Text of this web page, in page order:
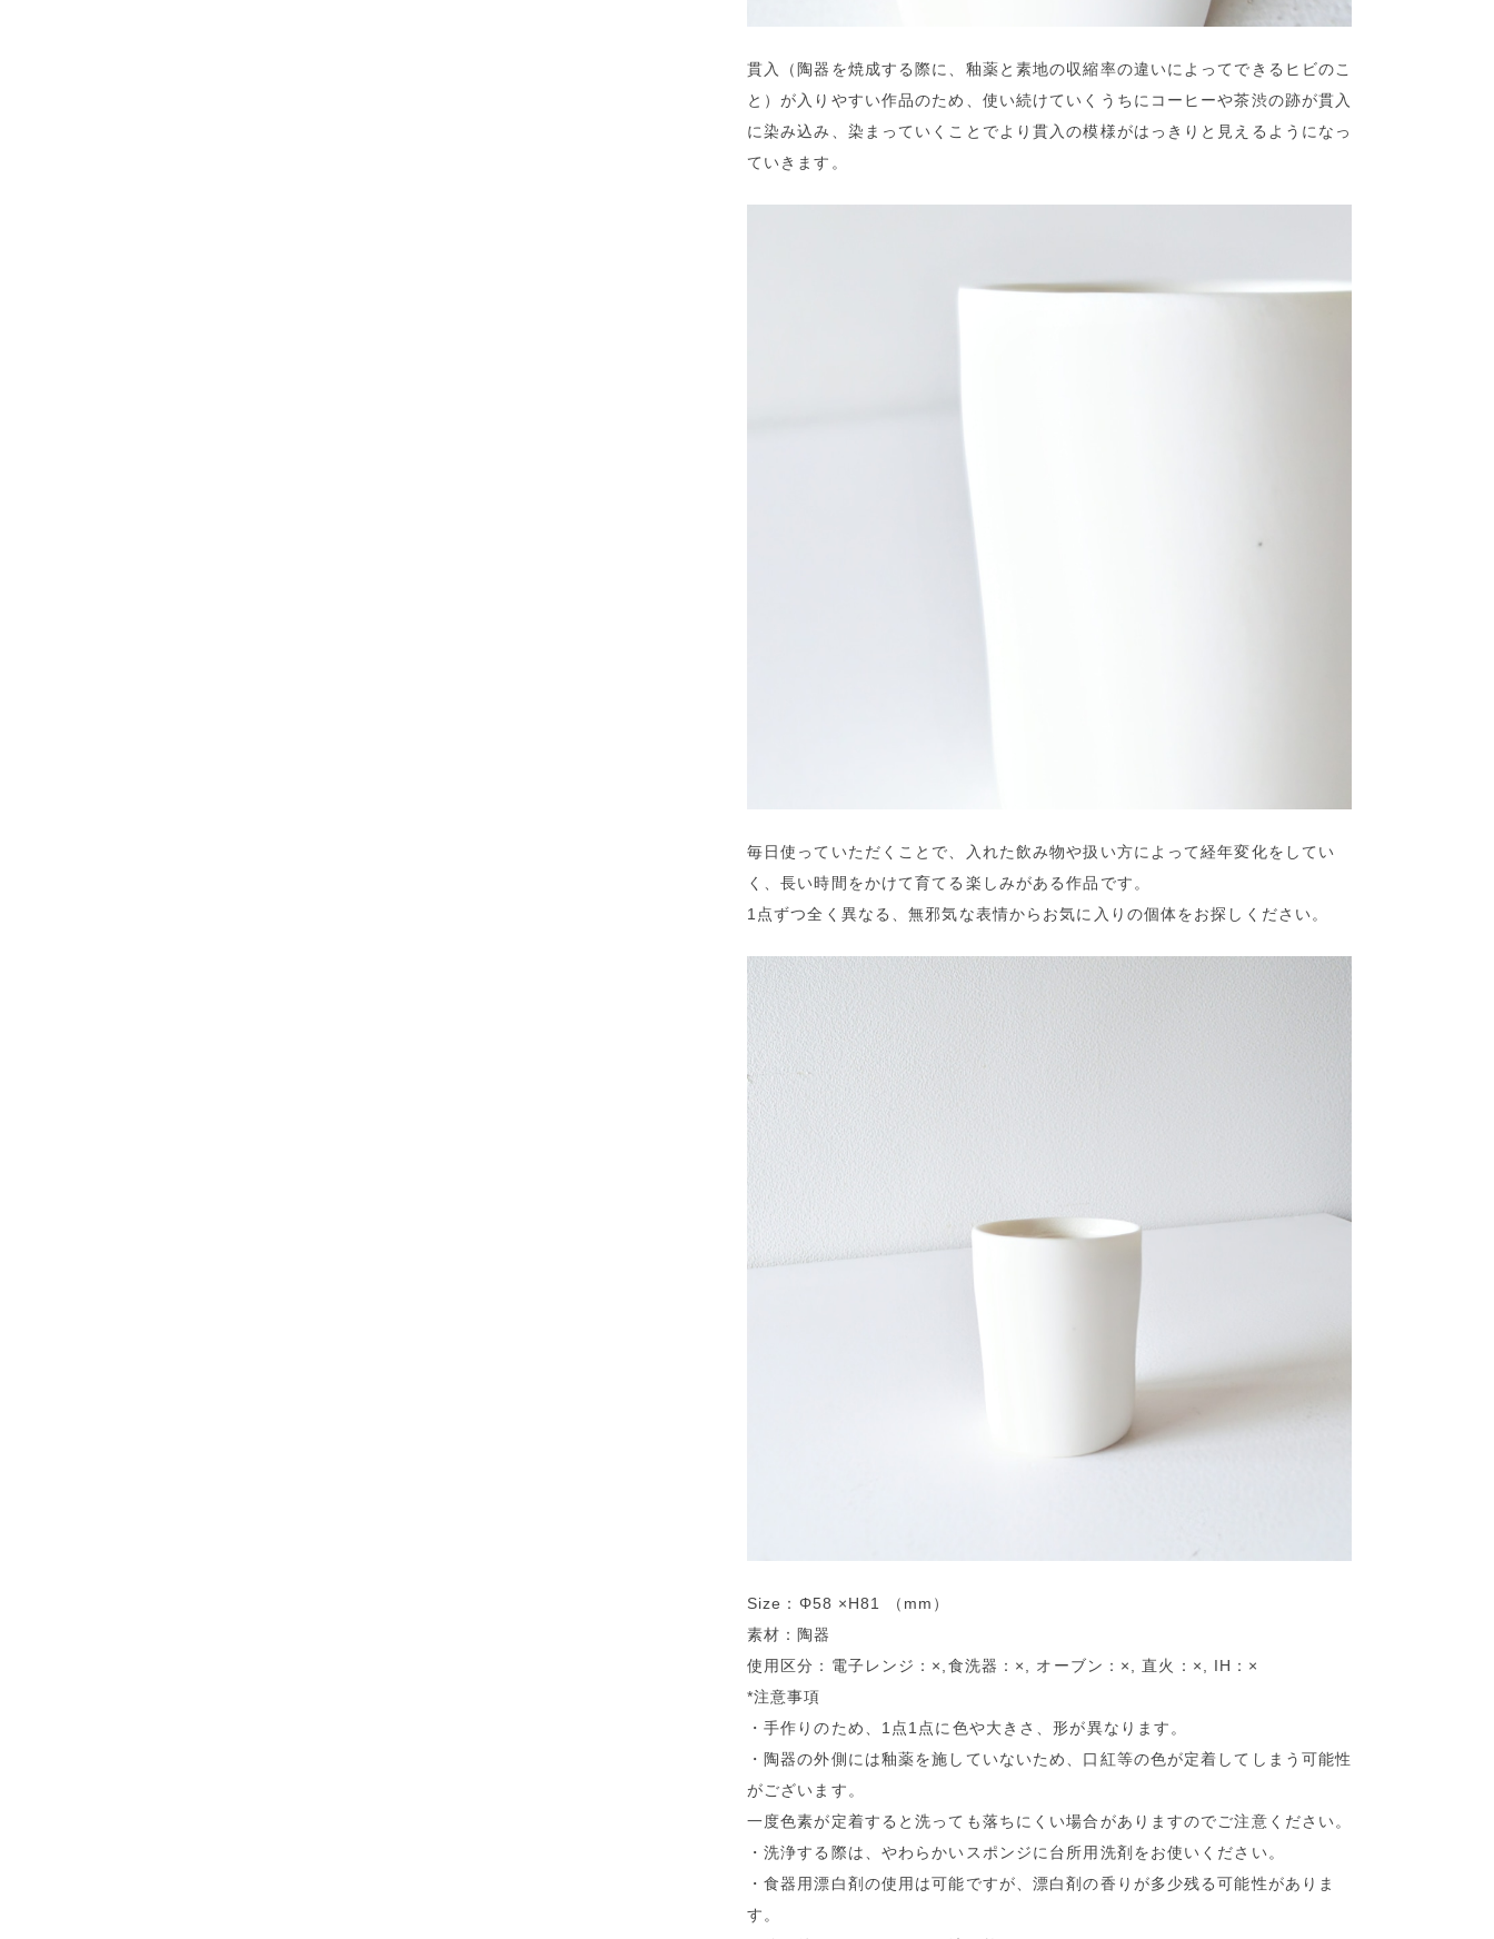
貫入（陶器を焼成する際に、釉薬と素地の収縮率の違いによってできるヒビのこ
と）が入りやすい作品のため、使い続けていくうちにコーヒーや茶渋の跡が貫入
に染み込み、染まっていくことでより貫入の模様がはっきりと見えるようになっ
ていきます。
毎日使っていただくことで、入れた飲み物や扱い方によって経年変化をしてい
く、長い時間をかけて育てる楽しみがある作品です。
1点ずつ全く異なる、無邪気な表情からお気に入りの個体をお探しください。
Size：Φ58 ×H81 （mm）
素材：陶器
使用区分：電子レンジ：×,食洗器：×, オーブン：×, 直火：×, IH：×
*注意事項
・手作りのため、1点1点に色や大きさ、形が異なります。
・陶器の外側には釉薬を施していないため、口紅等の色が定着してしまう可能性
がございます。
一度色素が定着すると洗っても落ちにくい場合がありますのでご注意ください。
・洗浄する際は、やわらかいスポンジに台所用洗剤をお使いください。
・食器用漂白剤の使用は可能ですが、漂白剤の香りが多少残る可能性がありま
す。